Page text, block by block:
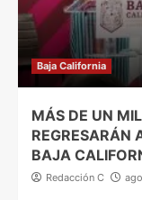
Baja California
MÁS DE UN
REGRESARÁN
BAJA
Redacción C